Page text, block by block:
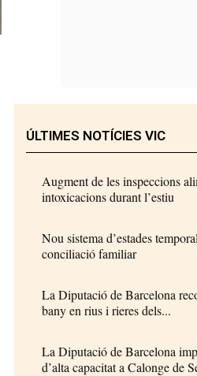
ÚLTIMES NOTÍCIES VIC
Augment de les inspeccions
intoxicacions durant l’estiu
Nou sistema d’estades
conciliació familiar
La Diputació de Barcelona
bany en rius i rieres dels...
La Diputació de Barcelona
d’alta capacitat a Calonge de